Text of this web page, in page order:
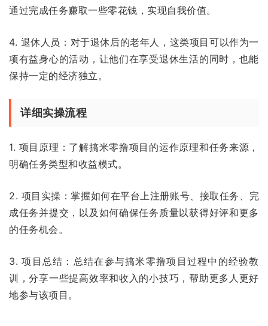
通过完成任务赚取一些零花钱，实现自我价值。
4. 退休人员：对于退休后的老年人，这类项目可以作为一
项有益身心的活动，让他们在享受退休生活的同时，也能
保持一定的经济独立。
详细实操流程
1. 项目原理：了解搞米零撸项目的运作原理和任务来源，
明确任务类型和收益模式。
2. 项目实操：掌握如何在平台上注册账号、接取任务、完
成任务并提交，以及如何确保任务质量以获得好评和更多
的任务机会。
3. 项目总结：总结在参与搞米零撸项目过程中的经验教
训，分享一些提高效率和收入的小技巧，帮助更多人更好
地参与该项目。